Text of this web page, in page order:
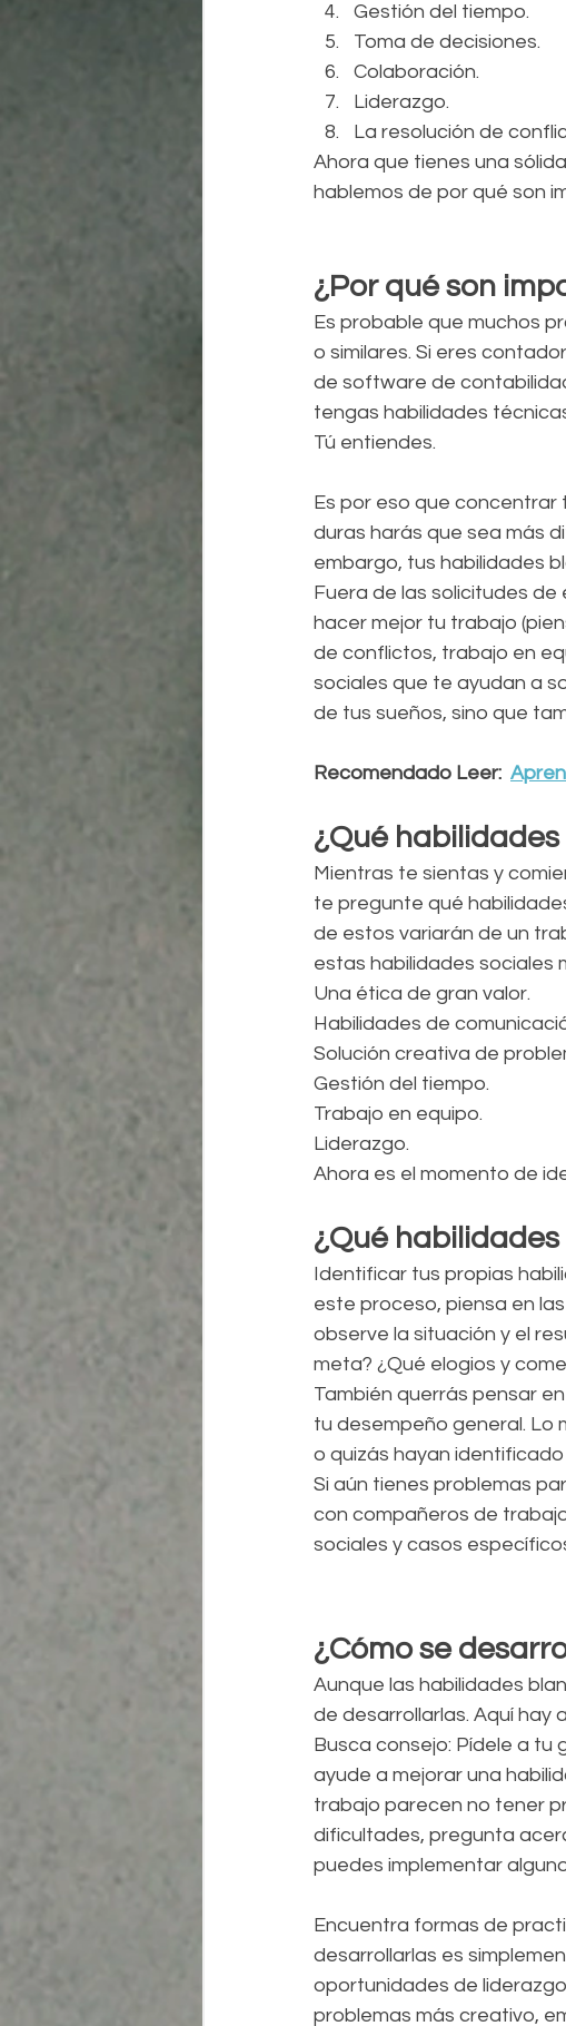
Gestión del tiempo.
Toma de decisiones.
Colaboración.
Liderazgo.
La resolución de
Ahora que tienes una
hablemos de por qué son
¿Por qué son
Es probable que muchos
o similares. Si eres
de software de
tengas habilidades
Tú entiendes.
Es por eso que concentrar
duras harás que sea más
embargo, tus habilidades
Fuera de las solicitudes
hacer mejor tu trabajo
de conflictos, trabajo en
sociales que te ayudan a
de tus sueños, sino que
Recomendado Leer:
¿Qué
Mientras te sientas y
te pregunte qué
de estos variarán de un
estas habilidades sociales
Una ética de gran valor.
Habilidades de
Solución creativa de
Gestión del tiempo.
Trabajo en equipo.
Liderazgo.
Ahora es el momento de
¿Qué
Identificar tus propias
este proceso, piensa en
observe la situación y el
meta? ¿Qué elogios y
También querrás pensar
tu desempeño general. Lo
o quizás hayan
Si aún tienes problemas
con compañeros de
sociales y casos
¿Cómo se
Aunque las habilidades
de desarrollarlas. Aquí hay
Busca consejo: Pídele a
ayude a mejorar una
trabajo parecen no tener
dificultades, pregunta
puedes implementar
Encuentra formas de
desarrollarlas es
oportunidades de
problemas más creativo,